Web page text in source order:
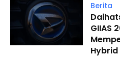
Berita
GIIAS